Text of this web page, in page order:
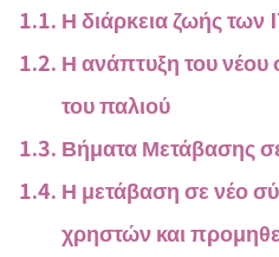
Η διάρκεια ζωής των
Η ανάπτυξη του
του παλιού
Βήματα Μετάβασης
Η μετάβαση σε νέο
χρηστών και